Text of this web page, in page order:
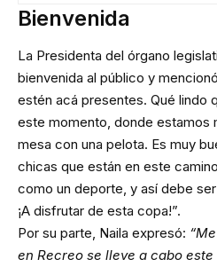
Bienvenida
La Presidenta del órgano
bienvenida al público y
estén acá presentes. Qué lindo
este momento, donde estamos
mesa con una pelota. Es muy
chicas que están en este
como un deporte, y así debe
¡A disfrutar de esta copa!”.
Por su parte, Naila expresó:
en Recreo se lleve a cabo